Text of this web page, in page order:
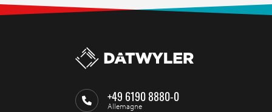
+49 6190 8880-0
Allemagne